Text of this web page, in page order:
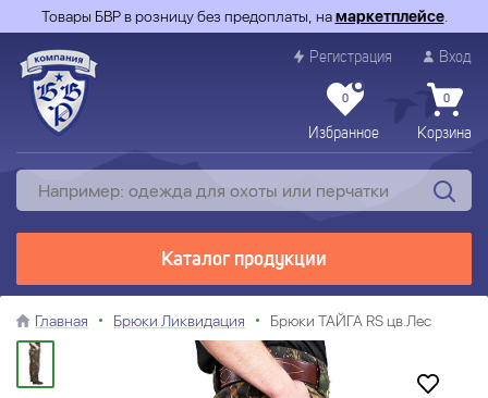
Товары БВР в розницу без предоплаты, намаркетплейсе.
Регистрация Вход
0
Избранное
0
Корзина
Каталог продукции
Главная Брюки Ликвидация Брюки ТАЙГА RS цв.Лес